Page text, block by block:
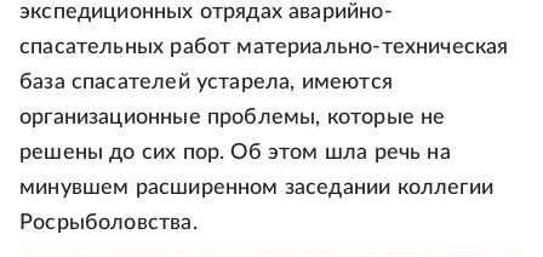
экспедиционных отрядах аварийно-
спасательных работ материально-техническая
база спасателей устарела, имеются
организационные проблемы, которые не
решены до сих пор. Об этом шла речь на
минувшем расширенном заседании коллегии
Росрыболовства.